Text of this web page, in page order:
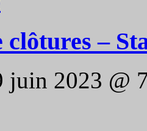
clôtures –
juin 2023 @